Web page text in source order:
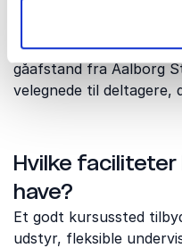
Ja. Flere kursus- og
gåafstand fra Aalborg
velegnede til deltagere,
Hvilke
have?
Et godt kursussted
udstyr, fleksible